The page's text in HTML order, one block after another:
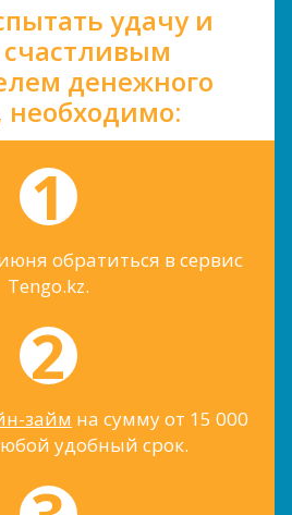
удачу и
счастливым
денежного
необходимо:
обратиться в сервис
Tengo.kz.
займ на сумму от 15 000
удобный срок.